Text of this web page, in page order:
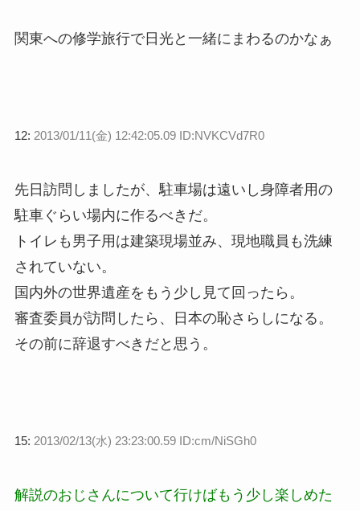
関東への修学旅行で日光と一緒にまわるのかなぁ
12: 2013/01/11(金) 12:42:05.09 ID:NVKCVd7R0
先日訪問しましたが、駐車場は遠いし身障者用の
駐車ぐらい場内に作るべきだ。
トイレも男子用は建築現場並み、現地職員も洗練
されていない。
国内外の世界遺産をもう少し見て回ったら。
審査委員が訪問したら、日本の恥さらしになる。
その前に辞退すべきだと思う。
15: 2013/02/13(水) 23:23:00.59 ID:cm/NiSGh0
解説のおじさんについて行けばもう少し楽しめた